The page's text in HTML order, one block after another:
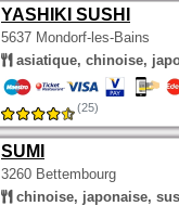
YASHIKI SUSHI
5637 Mondorf-les-Bains
asiatique, chinoise,
(25)
SUMI
3260 Bettembourg
chinoise, japonaise,